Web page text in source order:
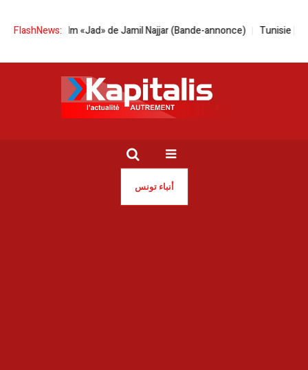
FlashNews:
du film «Jad» de Jamil Najjar (Bande-annonce) Tunisie | Date du
أنباء تونس